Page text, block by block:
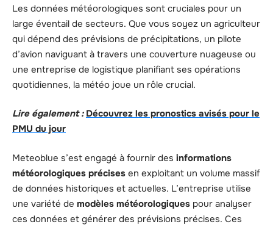
Les données météorologiques sont cruciales pour un
large éventail de secteurs. Que vous soyez un agriculteur
qui dépend des prévisions de précipitations, un pilote
d’avion naviguant à travers une couverture nuageuse ou
une entreprise de logistique planifiant ses opérations
quotidiennes, la météo joue un rôle crucial.
Lire également : Découvrez les pronostics avisés pour le
PMU du jour
Meteoblue s’est engagé à fournir des informations
météorologiques précises en exploitant un volume massif
de données historiques et actuelles. L’entreprise utilise
une variété de modèles météorologiques pour analyser
ces données et générer des prévisions précises. Ces